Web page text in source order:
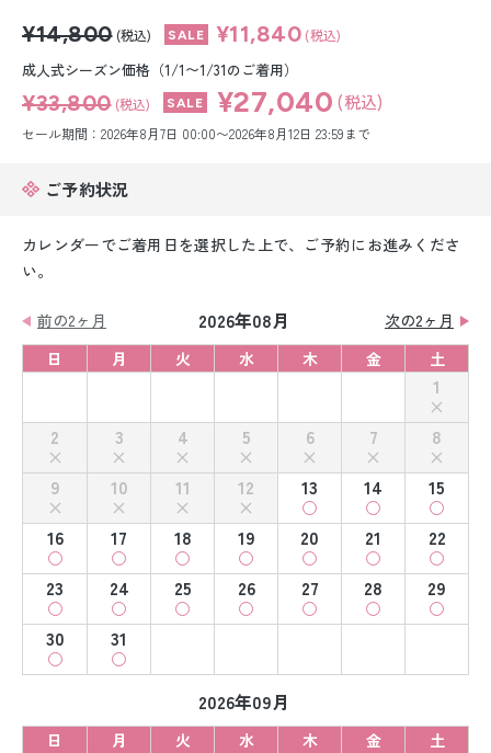
小物販売品
¥14,800 (税込) ¥11,840 (税込)
成人式シーズン価格（1/1〜1/31のご着用）
¥33,800 (税込) ¥27,040 (税込)
セール期間：2026年8月7日 00:00〜2026年8月12日 23:59まで
ご予約状況
カレンダーでご着用日を選択した上で、ご予約にお進みくださ
い。
前の2ヶ月 2026年08月
次の2ヶ月
日
月 火 水 木 金 土
1
2
3 4 5 6 7
8
9
10 11 12 13 14
15
16
17 18 19 20 21
22
23
24 25 26 27 28
29
30
31
2026年09月
日 月 火 水 木 金 土